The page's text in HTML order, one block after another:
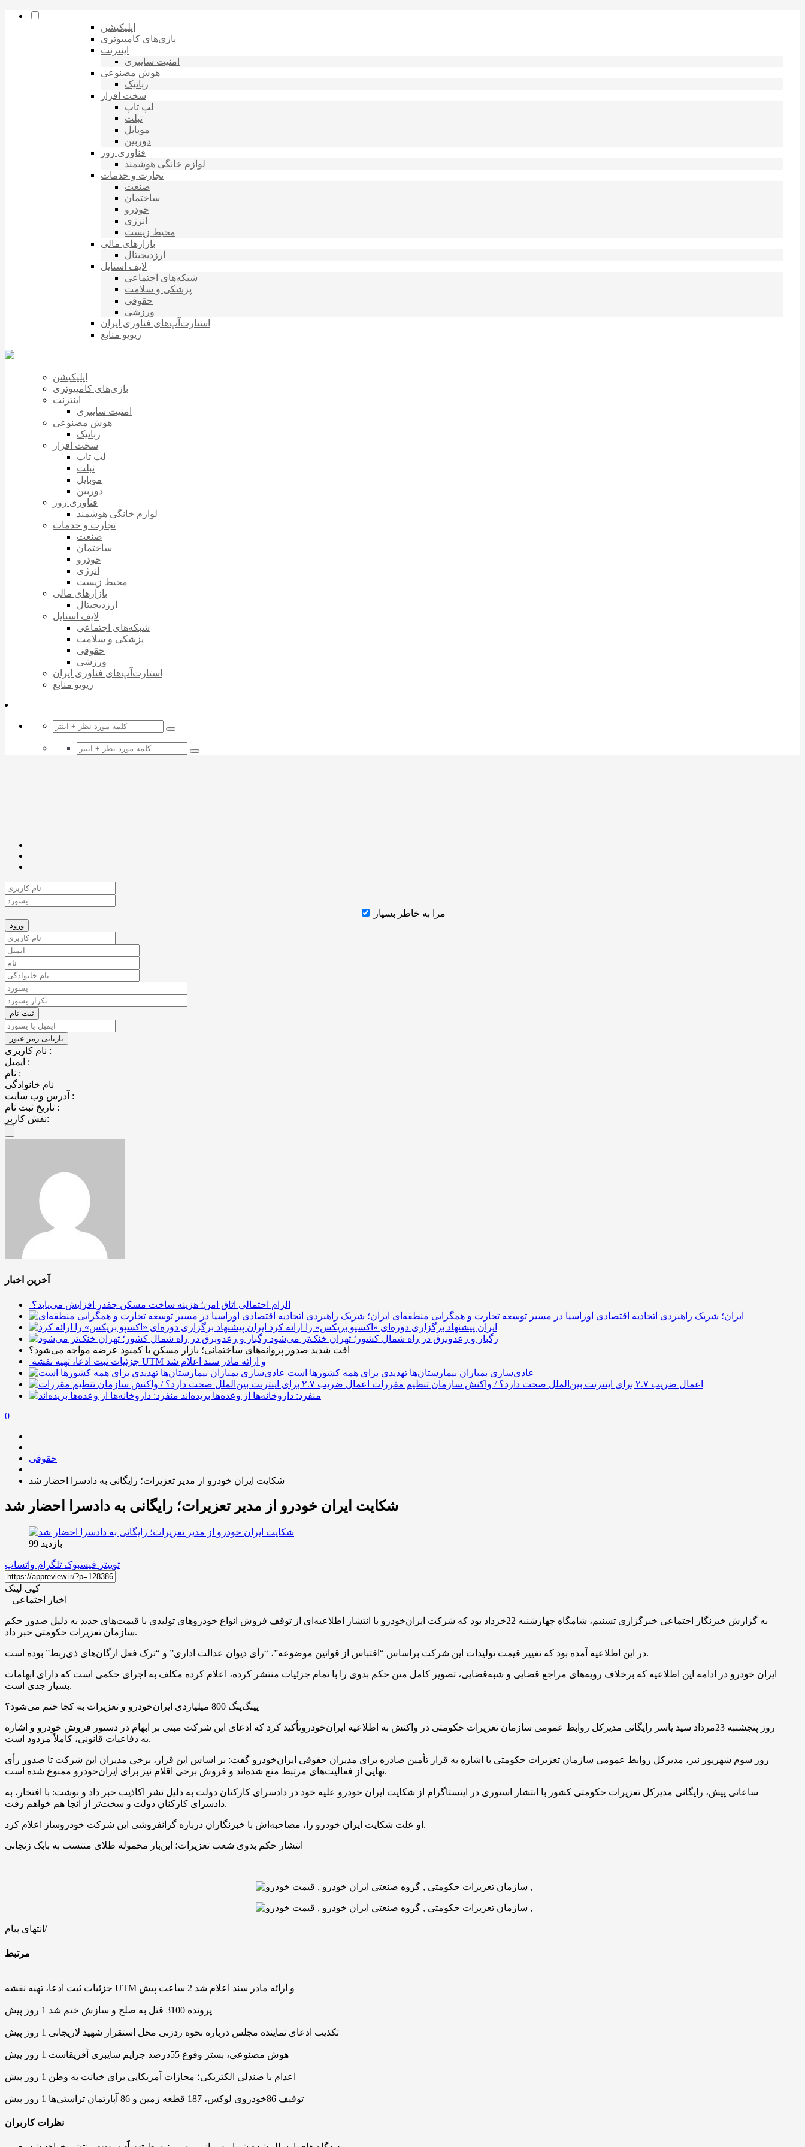
اپلیکیشن
بازی‌های کامپیوتری
اینترنت
امنیت سایبری
هوش مصنوعی
رباتیک
سخت افزار
لپ تاپ
تبلت
موبایل
دوربین
فناوری روز
لوازم خانگی هوشمند
تجارت و خدمات
صنعت
ساختمان
خودرو
انرژی
محیط زیست
بازارهای مالی
ارزدیجیتال
لایف استایل
شبکه‌های اجتماعی
پزشکی و سلامت
حقوقی
ورزشی
استارت‌آپ‌های فناوری ایران
ریویو منابع
اپلیکیشن
بازی‌های کامپیوتری
اینترنت
امنیت سایبری
هوش مصنوعی
رباتیک
سخت افزار
لپ تاپ
تبلت
موبایل
دوربین
فناوری روز
لوازم خانگی هوشمند
تجارت و خدمات
صنعت
ساختمان
خودرو
انرژی
محیط زیست
بازارهای مالی
ارزدیجیتال
لایف استایل
شبکه‌های اجتماعی
پزشکی و سلامت
حقوقی
ورزشی
استارت‌آپ‌های فناوری ایران
ریویو منابع
مرا به خاطر بسپار
نام کاربری :
ایمیل :
نام :
نام خانوادگی
آدرس وب سایت :
تاریخ ثبت نام :
نقش کاربر:
آخرین اخبار
الزام احتمالی اتاق امن؛ هزینه ساخت مسکن چقدر افزایش می‌یابد؟
ایران؛ شریک راهبردی اتحادیه اقتصادی اوراسیا در مسیر توسعه تجارت و همگرایی منطقه‌ای
ایران پیشنهاد برگزاری دوره‌ای «اکسپو بریکس» را ارائه کرد
رگبار و رعدوبرق در راه شمال کشور؛ تهران خنک‌تر می‌شود
افت شدید صدور پروانه‌های ساختمانی؛ بازار مسکن با کمبود عرضه مواجه می‌شود؟
جزئیات ثبت ادعا، تهیه نقشه UTM و ارائه مادر سند اعلام شد
عادی‌سازی بمباران بیمارستان‌ها تهدیدی برای همه کشورها است
اعمال ضریب ۲.۷ برای اینترنت بین‌الملل صحت دارد؟ / واکنش سازمان تنظیم مقررات
منفرد: داروخانه‌ها از وعده‌ها بریده‌اند
0
حقوقی
شکایت ایران خودرو از مدیر تعزیرات؛ رایگانی به دادسرا احضار شد
شکایت ایران خودرو از مدیر تعزیرات؛ رایگانی به دادسرا احضار شد
بازدید 99
توییتر فیسبوک تلگرام واتساپ
کپی لینک
– اخبار اجتماعی –
به گزارش خبرنگار اجتماعی خبرگزاری تسنیم، شامگاه چهارشنبه 22خرداد بود که شرکت ایران‌خودرو با انتشار اطلاعیه‌ای از توقف فروش انواع خودروهای تولیدی با قیمت‌های جدید به دلیل صدور حکم
سازمان تعزیرات حکومتی خبر داد.
در این اطلاعیه آمده بود که تغییر قیمت تولیدات این شرکت براساس “اقتباس از قوانین موضوعه”، “رأی دیوان عدالت اداری” و “ترک فعل ارگان‌های ذی‌ربط” بوده است.
ایران خودرو در ادامه این اطلاعیه که برخلاف رویه‌های مراجع قضایی و شبه‌قضایی، تصویر کامل متن حکم بدوی را با تمام جزئیات منتشر کرده، اعلام کرده مکلف به اجرای حکمی است که دارای ابهامات
بسیار جدی است.
پینگ‌پنگ 800 میلیاردی ایران‌خودرو و تعزیرات به کجا ختم می‌شود؟
روز پنجشنبه 23مرداد سید یاسر رایگانی مدیرکل روابط عمومی سازمان تعزیرات حکومتی در واکنش به اطلاعیه ایران‌خودروتأکید کرد که ادعای این شرکت مبنی بر ابهام در دستور فروش خودرو و اشاره
به دفاعیات قانونی، کاملاً مردود است.
روز سوم شهریور نیز، مدیرکل روابط عمومی سازمان تعزیرات حکومتی با اشاره به قرار تأمین صادره برای مدیران حقوقی ایران‌خودرو گفت: بر اساس این قرار، برخی مدیران این شرکت تا صدور رأی
نهایی از فعالیت‌های مرتبط منع شده‌اند و فروش برخی اقلام نیز برای ایران‌خودرو ممنوع شده است.
ساعاتی پیش، رایگانی مدیرکل تعزیرات حکومتی کشور با انتشار استوری در اینستاگرام از شکایت ایران خودرو علیه خود در دادسرای کارکنان دولت به دلیل نشر اکاذیب خبر داد و نوشت: با افتخار، به
دادسرای کارکنان دولت و سخت‌تر از آنجا هم خواهم رفت.
او علت شکایت ایران خودرو را، مصاحبه‌اش با خبرنگاران درباره گرانفروشی این شرکت خودروساز اعلام کرد.
انتشار حکم بدوی شعب تعزیرات؛ این‌بار محموله طلای منتسب به بابک زنجانی
انتهای پیام/
مرتبط
جزئیات ثبت ادعا، تهیه نقشه UTM و ارائه مادر سند اعلام شد 2 ساعت پیش
پرونده 3100 قتل به صلح و سازش ختم شد 1 روز پیش
تکذیب ادعای نماینده مجلس درباره نحوه ردزنی محل استقرار شهید لاریجانی 1 روز پیش
هوش مصنوعی، بستر وقوع 55درصد جرایم سایبری آفریقاست 1 روز پیش
اعدام با صندلی الکتریکی؛ مجازات آمریکایی برای خیانت به وطن 1 روز پیش
توقیف 86خودروی لوکس، 187 قطعه زمین و 86 آپارتمان تراستی‌ها 1 روز پیش
نظرات کاربران